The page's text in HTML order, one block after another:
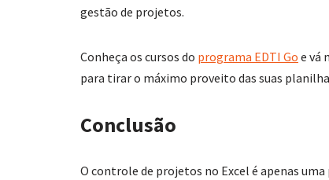
gestão de projetos.
Conheça os cursos do programa EDTI Go e vá
para tirar o máximo proveito das suas
Conclusão
O controle de projetos no Excel é apenas